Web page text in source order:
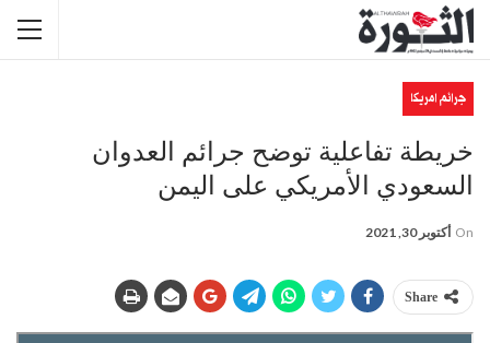
جرائم امريكا
خريطة تفاعلية توضح جرائم العدوان
السعودي الأمريكي على اليمن
On أكتوبر 30, 2021
Share